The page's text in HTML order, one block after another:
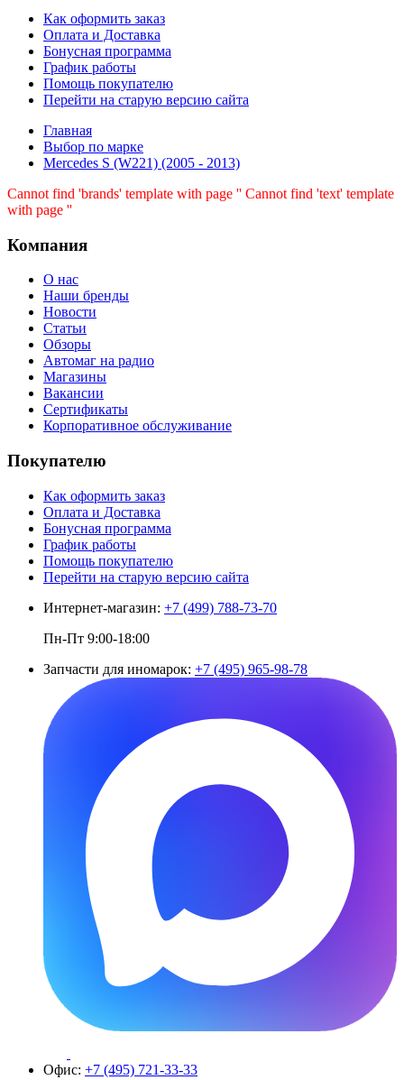
Как оформить заказ
Оплата и Доставка
Бонусная программа
График работы
Помощь покупателю
Перейти на старую версию сайта
Главная
Выбор по марке
Mercedes S (W221) (2005 - 2013)
Cannot find 'brands' template with page '' Cannot find 'text' template
with page ''
Компания
О нас
Наши бренды
Новости
Статьи
Обзоры
Автомаг на радио
Магазины
Вакансии
Сертификаты
Корпоративное обслуживание
Покупателю
Как оформить заказ
Оплата и Доставка
Бонусная программа
График работы
Помощь покупателю
Перейти на старую версию сайта
Интернет-магазин: +7 (499) 788-73-70
Пн-Пт 9:00-18:00
Запчасти для иномарок: +7 (495) 965-98-78
Офис: +7 (495) 721-33-33